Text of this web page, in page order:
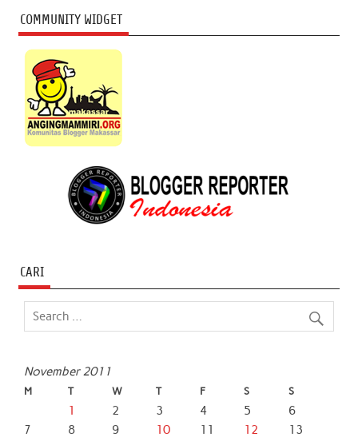
COMMUNITY WIDGET
CARI
November 2011
M T W T F S S
1 2 3 4 5
6
7
8 9 10 11 12
13